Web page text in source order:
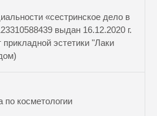
«сестринское дело в
выдан 16.12.2020 г.
эстетики "Лаки
по косметологии